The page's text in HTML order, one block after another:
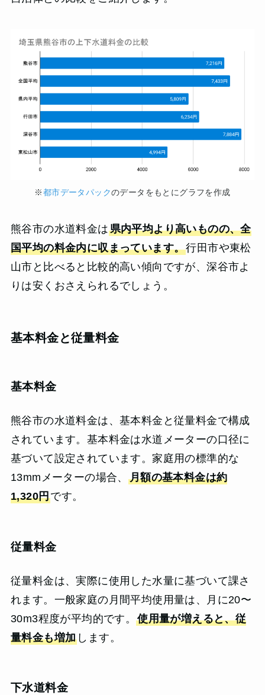
※都市データパックのデータをもとにグラフを作成
熊谷市の水道料金は県内平均より高いものの、全
国平均の料金内に収まっています。行田市や東松
山市と比べると比較的高い傾向ですが、深谷市よ
りは安くおさえられるでしょう。
基本料金と従量料金
基本料金
熊谷市の水道料金は、基本料金と従量料金で構成
されています。基本料金は水道メーターの口径に
基づいて設定されています。家庭用の標準的な
13mmメーターの場合、 月額の基本料金は約
1,320円です。
従量料金
従量料金は、実際に使用した水量に基づいて課さ
れます。一般家庭の月間平均使用量は、月に20〜
30m3程度が平均的です。使用量が増えると、従
量料金も増加 します。
下水道料金